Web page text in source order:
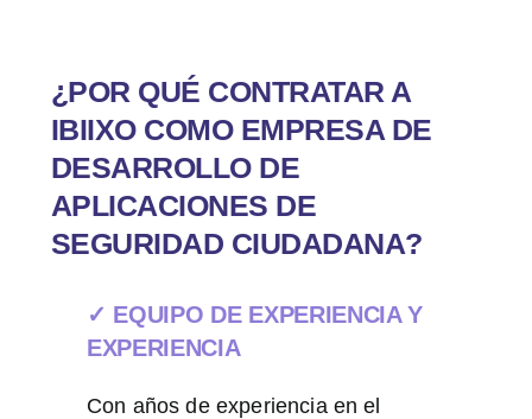
¿POR QUÉ CONTRATAR A
IBIIXO COMO EMPRESA DE
DESARROLLO DE
APLICACIONES DE
SEGURIDAD CIUDADANA?
✓ EQUIPO DE EXPERIENCIA Y
EXPERIENCIA
Con años de experiencia en el